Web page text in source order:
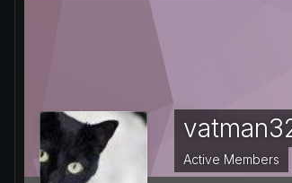
Active Members